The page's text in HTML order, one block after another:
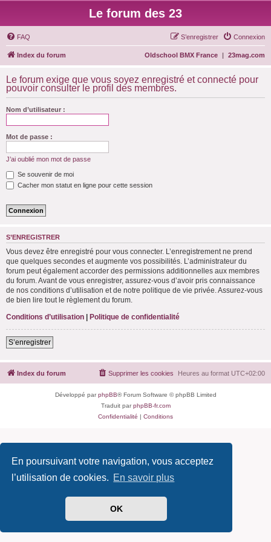
En poursuivant votre navigation, vous acceptez
l’utilisation de cookies. En savoir plus
OK
Le forum des 23
FAQ Connexion
S’enregistrer
Index du forum 23mag.com
|
Oldschool BMX France
Le forum exige que vous soyez enregistré et connecté pour
pouvoir consulter le profil des membres.
Nom d’utilisateur :
Mot de passe :
J’ai oublié mon mot de passe
Se souvenir de moi
Cacher mon statut en ligne pour cette session
S’ENREGISTRER
Vous devez être enregistré pour vous connecter. L’enregistrement ne prend
que quelques secondes et augmente vos possibilités. L’administrateur du
forum peut également accorder des permissions additionnelles aux membres
du forum. Avant de vous enregistrer, assurez-vous d’avoir pris connaissance
de nos conditions d’utilisation et de notre politique de vie privée. Assurez-vous
de bien lire tout le règlement du forum.
Conditions d’utilisation | Politique de confidentialité
S’enregistrer
Index du forum Heures au format UTC+02:00
Supprimer les cookies
Développé parphpBB® Forum Software © phpBB Limited
Traduit parphpBB-fr.com
Confidentialité | Conditions